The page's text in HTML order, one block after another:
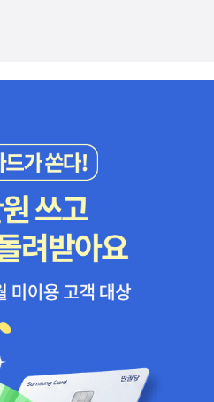
수 없을 만큼 많이 있었어. 하지만
으로 치유할 수는 없다고 생각
보면서 곁에 있어 줄 수는 있어.
르지. 젊었을 적에 떠난 여행에
고통을 품은 사람들은 밥이 짊어
털어놓게 되는 것 같기도 해. 밥
진 묘지를 십 년이 넘는 세월에
언 사회가 조금씩 바뀌기 시작했
눈뜨고 자신감을 조금씩 되찾게